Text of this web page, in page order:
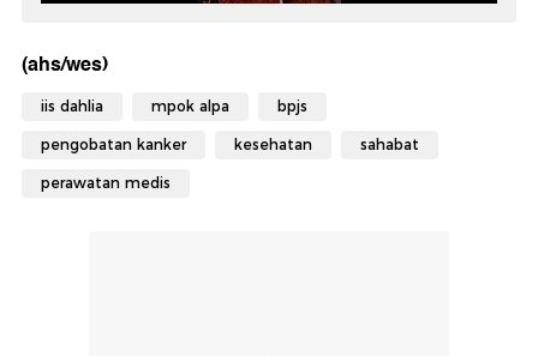
(ahs/wes)
iis dahlia mpok alpa bpjs
pengobatan kanker kesehatan sahabat
perawatan medis